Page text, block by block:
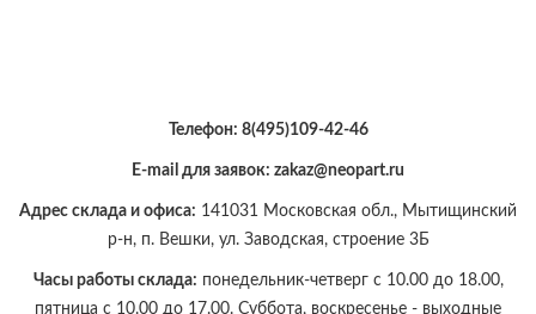
Телефон: 8(495)109-42-46
E-mail для заявок: zakaz@neopart.ru
Адрес склада и офиса: 141031 Московская обл., Мытищинский
р-н, п. Вешки, ул. Заводская, строение 3Б
Часы работы склада: понедельник-четверг с 10.00 до 18.00,
пятница с 10.00 до 17.00. Суббота, воскресенье - выходные